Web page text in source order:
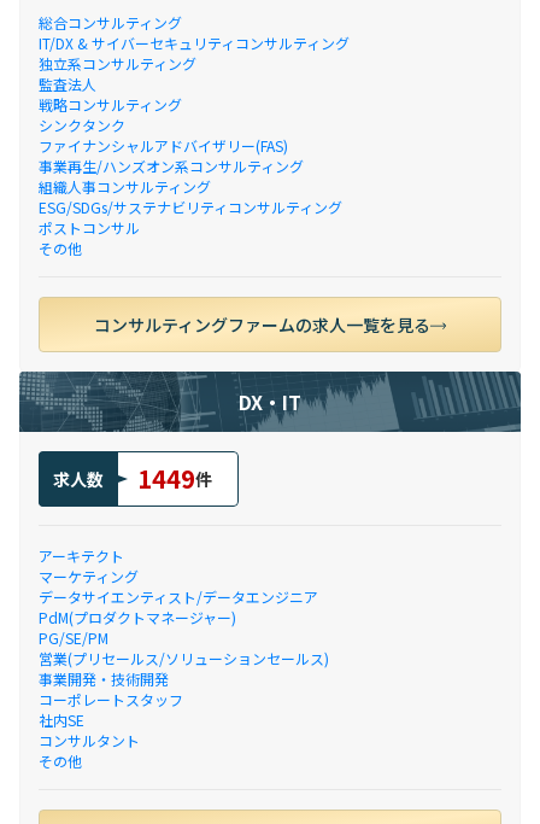
総合コンサルティング
IT/DX & サイバーセキュリティコンサルティング
独立系コンサルティング
監査法人
戦略コンサルティング
シンクタンク
ファイナンシャルアドバイザリー(FAS)
事業再生/ハンズオン系コンサルティング
組織人事コンサルティング
ESG/SDGs/サステナビリティコンサルティング
ポストコンサル
その他
コンサルティングファームの求人一覧を見る
DX・IT
求人数 1449件
アーキテクト
マーケティング
データサイエンティスト/データエンジニア
PdM(プロダクトマネージャー)
PG/SE/PM
営業(プリセールス/ソリューションセールス)
事業開発・技術開発
コーポレートスタッフ
社内SE
コンサルタント
その他